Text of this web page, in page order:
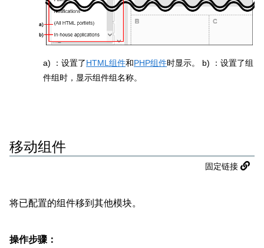
a) ：设置了HTML组件和PHP组件时显示。
b) ：设置了组
件组时，显示组件组名称。
移动组件
固定链接
将已配置的组件移到其他模块。
操作步骤：